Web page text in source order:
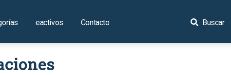
eactivos Contacto Buscar